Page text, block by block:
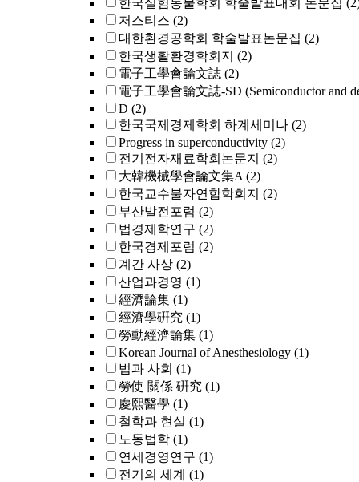
한국실험동물학회 학술발표대회 논문집
저스티스 (2)
대한환경공학회 학술발표논문집 (2)
한국생활환경학회지 (2)
電子工學會論文誌 (2)
電子工學會論文誌-SD (Semiconductor and
D (2)
한국국제경제학회 하계세미나 (2)
Progress in superconductivity (2)
전기전자재료학회논문지 (2)
大韓機械學會論文集A (2)
한국교수불자연합학회지 (2)
부산발전포럼 (2)
법경제학연구 (2)
한국경제포럼 (2)
계간 사상 (2)
산업과경영 (1)
經濟論集 (1)
經濟學硏究 (1)
勞動經濟論集 (1)
Korean Journal of Anesthesiology (1)
법과 사회 (1)
勞使 關係 硏究 (1)
慶熙醫學 (1)
철학과 현실 (1)
노동법학 (1)
연세경영연구 (1)
전기의 세계 (1)